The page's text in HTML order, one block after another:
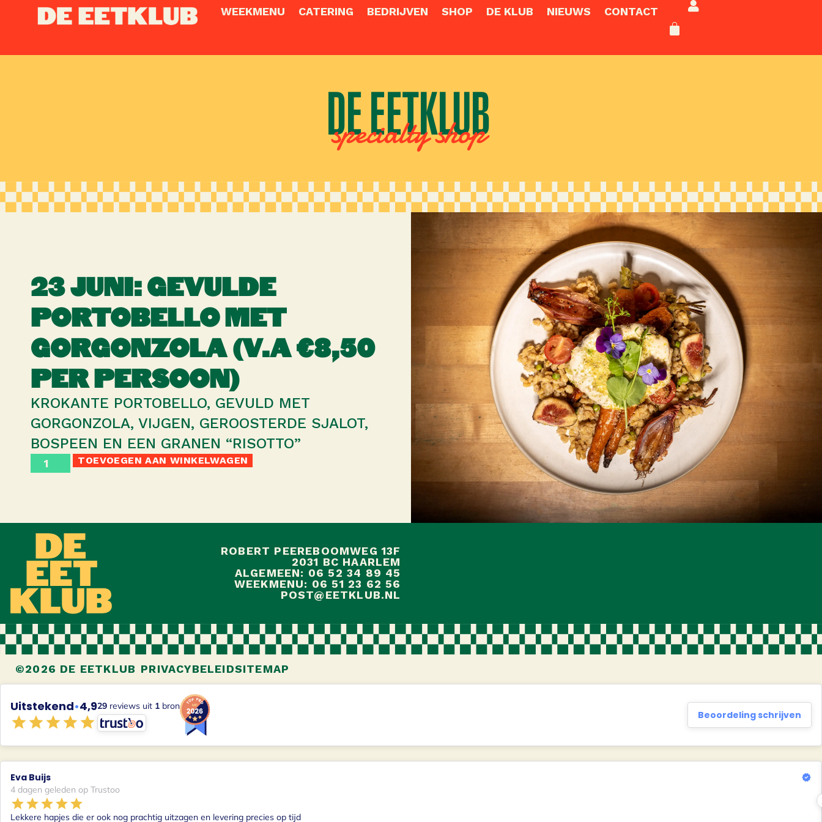
WEEKMENU CATERING BEDRIJVEN SHOP DE KLUB NIEUWS CONTACT
DE EETKLUB
specialty shop
23 JUNI: GEVULDE
PORTOBELLO MET
GORGONZOLA (V.A €8,50
PER PERSOON)
KROKANTE PORTOBELLO, GEVULD MET
GORGONZOLA, VIJGEN, GEROOSTERDE SJALOT,
BOSPEEN EN EEN GRANEN “RISOTTO”
TOEVOEGEN AAN WINKELWAGEN
ROBERT PEEREBOOMWEG 13F
2031 BC HAARLEM
ALGEMEEN: 06 52 34 89 45
WEEKMENU: 06 51 23 62 56
POST@EETKLUB.NL
©2026 DE EETKLUB PRIVACYBELEIDSITEMAP
Uitstekend•4,929 reviews uit 1 bron
Beoordeling schrijven
Eva Buijs
4 dagen geleden op Trustoo
Lekkere hapjes die er ook nog prachtig uitzagen en levering precies op tijd